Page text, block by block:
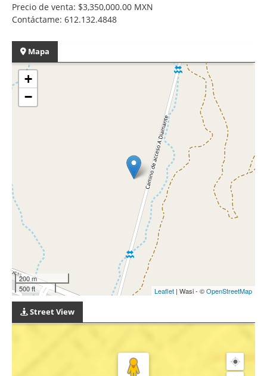
Precio de venta: $3,350,000.00 MXN
Contáctame: 612.132.4848
Mapa
+
−
200 m
500 ft
Leaflet | Wasi - ©OpenStreetMap
Street View